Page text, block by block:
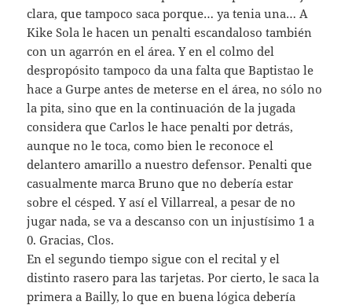
clara, que tampoco saca porque… ya tenia una… A
Kike Sola le hacen un penalti escandaloso también
con un agarrón en el área. Y en el colmo del
despropósito tampoco da una falta que Baptistao le
hace a Gurpe antes de meterse en el área, no sólo no
la pita, sino que en la continuación de la jugada
considera que Carlos le hace penalti por detrás,
aunque no le toca, como bien le reconoce el
delantero amarillo a nuestro defensor. Penalti que
casualmente marca Bruno que no debería estar
sobre el césped. Y así el Villarreal, a pesar de no
jugar nada, se va a descanso con un injustísimo 1 a
0. Gracias, Clos.
En el segundo tiempo sigue con el recital y el
distinto rasero para las tarjetas. Por cierto, le saca la
primera a Bailly, lo que en buena lógica debería